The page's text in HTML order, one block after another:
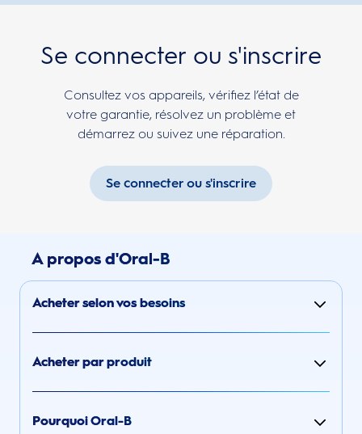
Se connecter ou s'inscrire
Consultez vos appareils, vérifiez l’état de
votre garantie, résolvez un problème et
démarrez ou suivez une réparation.
Se connecter ou s'inscrire
A propos d'Oral-B
Acheter selon vos besoins
Acheter par produit
Pourquoi Oral-B